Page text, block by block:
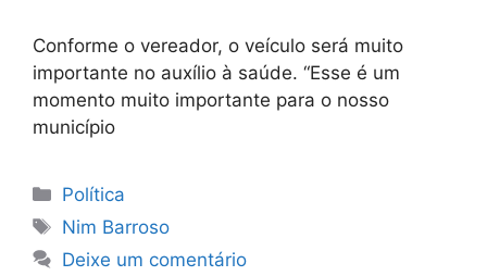
Conforme o vereador, o veículo será muito
importante no auxílio à saúde. “Esse é um
momento muito importante para o nosso
município
Categorias
Política
Tags
Nim Barroso
Deixe um comentário